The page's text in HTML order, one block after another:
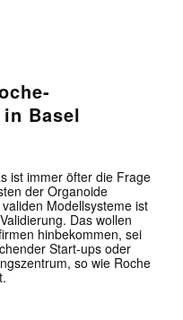
Basel
ist immer öfter die Frage
der Organoide
Modellsysteme ist
Das wollen
hinbekommen, sei
Start-ups oder
so wie Roche